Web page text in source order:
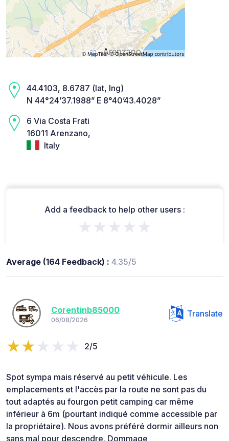
44.4103, 8.6787 (lat, lng)
N 44°24’37.1988” E 8°40’43.4028”
6 Via Costa Frati
16011 Arenzano,
Italy
Add a feedback to help other users :
★★★★★
Average (164 Feedback) : 4.35/5
Corentinb85000
06/08/2026
Translate
2/5
Spot sympa mais réservé au petit véhicule. Les
emplacements et l'accès par la route ne sont pas du
tout adaptés au fourgon petit camping car même
inférieur à 6m (pourtant indiqué comme accessible par
la propriétaire). Nous avons préféré dormir ailleurs non
sans mal pour descendre. Dommage